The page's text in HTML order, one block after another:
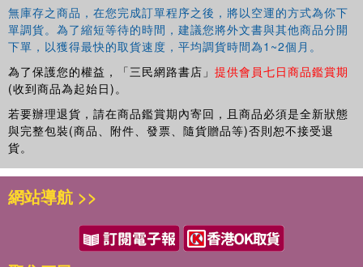
Design issues and sampling in randomized controlled trials.
Learning from clinical trials.
Data analysis in randomized controlled trials.
Reporting, evaluating and generalizing from randomized controlled
trials.
research evidence, this book is ideal reading for all
students on Research Methods modules, as well as those
無庫存之商品，在您完成訂單程序之後，將以空運的方式為你下
單調貨。為了縮短等待的時間，建議您將外文書與其他商品分開
下單，以獲得最快的取貨速度，平均調貨時間為1~2個月。
為了保護您的權益，「三民網路書店」 提供會員七日商品鑑賞期
(收到商品為起始日)。
若要辦理退貨，請在商品鑑賞期內寄回，且商品必須是全新狀態
與完整包裝(商品、附件、發票、隨貨贈品等)否則恕不接受退
貨。
網站導航 >>